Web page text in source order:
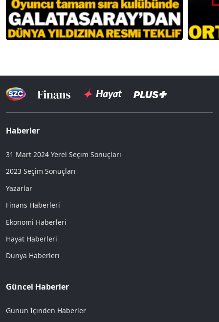
Haberler
31 Mart 2024 Yerel Seçim Sonuçları
2023 Seçim Sonuçları
Yazarlar
Finans Haberleri
Ekonomi Haberleri
Hayat Haberleri
Dünya Haberleri
Güncel Haberler
Günün İçinden Haberler